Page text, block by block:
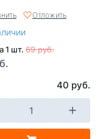
Отложить
1 шт. 69 руб.
40 руб.